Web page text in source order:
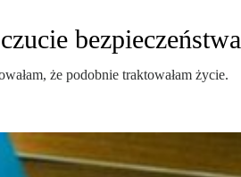
bezpieczeństwa
że podobnie traktowałam życie.